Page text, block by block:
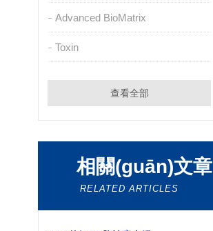
Advanced BioMatrix
Toxin
查看全部
相關(guān)文章
RELATED ARTICLES